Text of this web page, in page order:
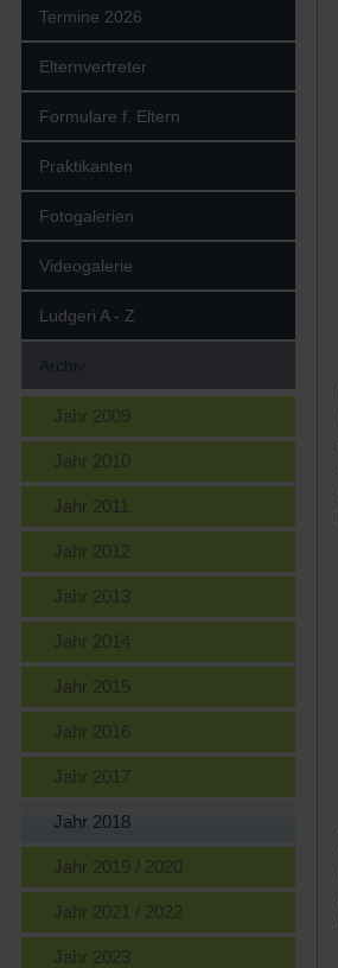
Termine 2026
Elternvertreter
Formulare f. Eltern
Praktikanten
Fotogalerien
Videogalerie
Ludgeri A - Z
Jahr 2009
Jahr 2010
Jahr 2011
Jahr 2012
Jahr 2013
Jahr 2014
Jahr 2015
Jahr 2016
Jahr 2017
Jahr 2018
Jahr 2019 / 2020
Jahr 2021 / 2022
Jahr 2023